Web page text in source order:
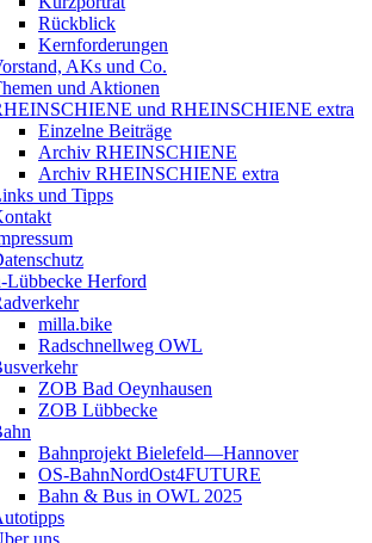
Rückblick
Kernforderungen
AKs und Co.
und Aktionen
und RHEINSCHIENE extra
Einzelne Beiträge
Archiv RHEINSCHIENE
Archiv RHEINSCHIENE extra
und Tipps
Lübbecke Herford
milla.bike
Radschnellweg OWL
ZOB Bad Oeynhausen
ZOB Lübbecke
Bahnprojekt Bielefeld—Hannover
OS-BahnNordOst4FUTURE
Bahn & Bus in OWL 2025
uns